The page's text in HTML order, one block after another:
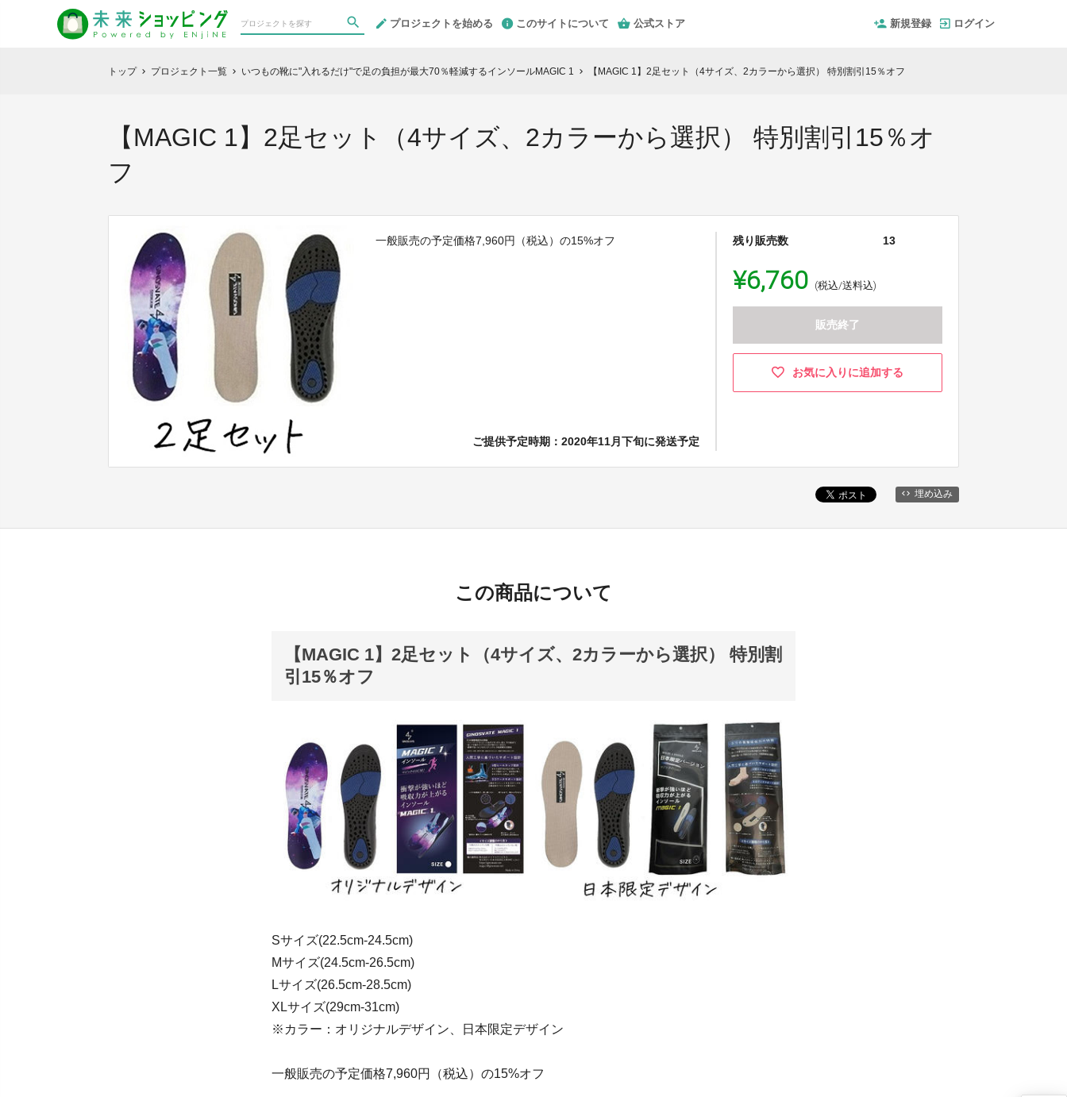
プロジェクトを始める このサイトについて 公式ストア 新規登録 ログイン
トップ chevron_right プロジェクト一覧 chevron_right いつもの靴に"入れるだけ"で足の負担が最大70％軽減するインソールMAGIC 1 chevron_right 【MAGIC 1】2足セット（4サイズ、2カラーから選択） 特別割引15％オフ
【MAGIC 1】2足セット（4サイズ、2カラーから選択） 特別割引15％オ
フ
一般販売の予定価格7,960円（税込）の15%オフ
ご提供予定時期：2020年11月下旬に発送予定
残り販売数 13
¥6,760 (税込/送料込)
販売終了
お気に入りに追加する
埋め込み
この商品について
【MAGIC 1】2足セット（4サイズ、2カラーから選択） 特別割
引15％オフ
Sサイズ(22.5cm-24.5cm)
Mサイズ(24.5cm-26.5cm)
Lサイズ(26.5cm-28.5cm)
XLサイズ(29cm-31cm)
※カラー：オリジナルデザイン、日本限定デザイン
一般販売の予定価格7,960円（税込）の15%オフ